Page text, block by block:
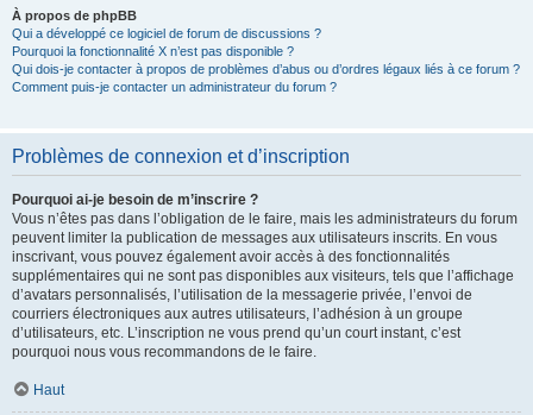
À propos de phpBB
Qui a développé ce logiciel de forum de discussions ?
Pourquoi la fonctionnalité X n’est pas disponible ?
Qui dois-je contacter à propos de problèmes d’abus ou d’ordres légaux liés à ce forum ?
Comment puis-je contacter un administrateur du forum ?
Problèmes de connexion et d’inscription
Pourquoi ai-je besoin de m’inscrire ?
Vous n’êtes pas dans l’obligation de le faire, mais les administrateurs du forum
peuvent limiter la publication de messages aux utilisateurs inscrits. En vous
inscrivant, vous pouvez également avoir accès à des fonctionnalités
supplémentaires qui ne sont pas disponibles aux visiteurs, tels que l’affichage
d’avatars personnalisés, l’utilisation de la messagerie privée, l’envoi de
courriers électroniques aux autres utilisateurs, l’adhésion à un groupe
d’utilisateurs, etc. L’inscription ne vous prend qu’un court instant, c’est
pourquoi nous vous recommandons de le faire.
Haut